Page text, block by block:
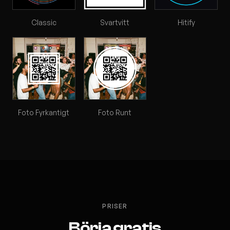
Classic Svartvitt Hitify
Foto Fyrkantigt Foto Runt
PRISER